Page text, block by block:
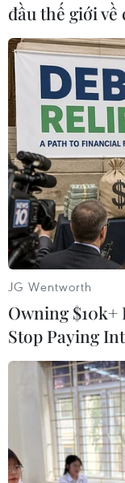
dạng tấn công
Quốc, đồng
pháp răn đe,
loại vũ khí
#An ninh #Hàn
#Triển khai hệ
#Tư lệnh các lực
đầu thế giới
JG Wentworth
Owning
Stop Paying